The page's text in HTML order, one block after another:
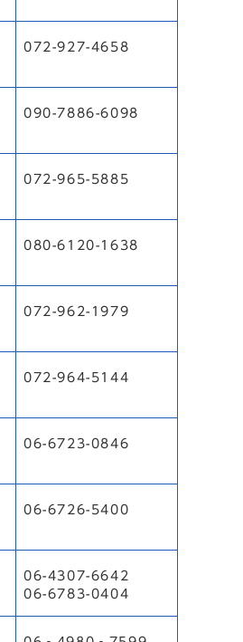
072-927-4658
090-7886-6098
072-965-5885
080-6120-1638
072-962-1979
072-964-5144
06-6723-0846
06-6726-5400
06-4307-6642
06-6783-0404